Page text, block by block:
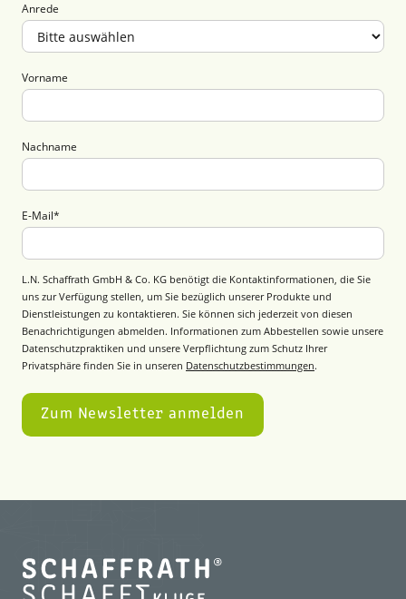
Anrede
Vorname
Nachname
E-Mail*
L.N. Schaffrath GmbH & Co. KG benötigt die Kontaktinformationen, die Sie
uns zur Verfügung stellen, um Sie bezüglich unserer Produkte und
Dienstleistungen zu kontaktieren. Sie können sich jederzeit von diesen
Benachrichtigungen abmelden. Informationen zum Abbestellen sowie unsere
Datenschutzpraktiken und unsere Verpflichtung zum Schutz Ihrer
Privatsphäre finden Sie in unseren Datenschutzbestimmungen.